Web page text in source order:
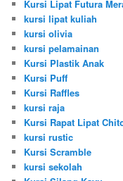
Kursi Lipat Futura
kursi lipat kuliah
kursi olivia
kursi pelamainan
Kursi Plastik Anak
Kursi Puff
Kursi Raffles
kursi raja
Kursi Rapat Lipat
kursi rustic
Kursi Scramble
kursi sekolah